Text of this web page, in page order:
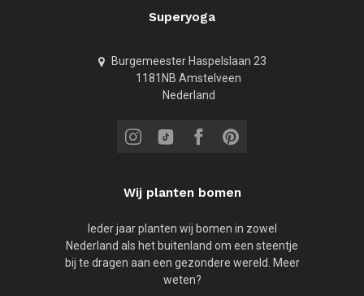
Superyoga
Burgemeester Haspelslaan 23
1181NB Amstelveen
Nederland
Wij planten bomen
Ieder jaar planten wij bomen in zowel
Nederland als het buitenland om een steentje
bij te dragen aan een gezondere wereld. Meer
weten?